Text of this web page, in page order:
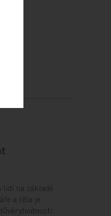
lidí na základě
a těla je